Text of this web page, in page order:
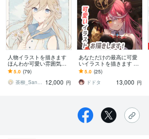
人物イラストを描きます
ほんわか可愛い雰囲気の
イラストが得意です！
5.0 (79)
茶柳_Sanagi 12,000 円
あなただけの最高に可愛
いイラストを描きます グ
ッズ、歌ってみた動画の
サムネイル、推しの記念
日祝いなど！
5.0 (25)
ドドタ
13,000 円